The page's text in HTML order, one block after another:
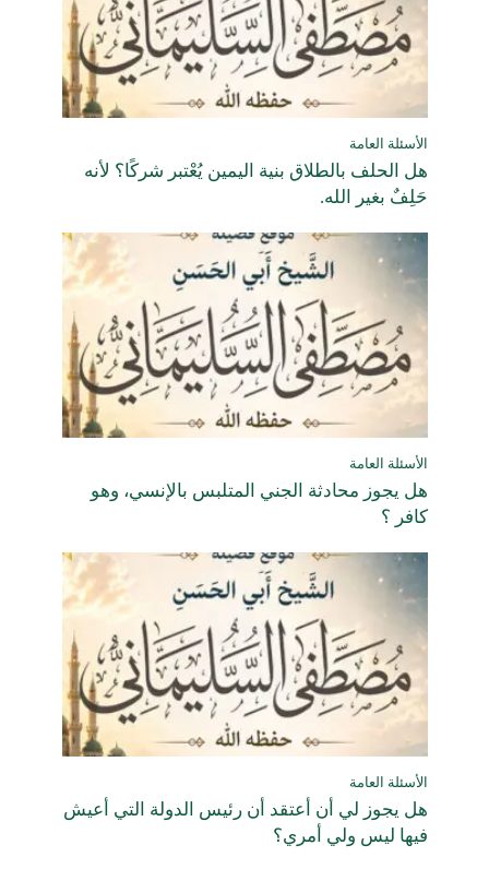
الأسئلة العامة
هل الحلف بالطلاق بنية اليمين يُعْتبر شركًا؟ لأنه
حَلِفٌ بغير الله.
الأسئلة العامة
هل يجوز محادثة الجني المتلبس بالإنسي، وهو
كافر ؟
الأسئلة العامة
هل يجوز لي أن أعتقد أن رئيس الدولة التي أعيش
فيها ليس ولي أمري؟